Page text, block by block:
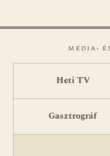
MÉDIA-
Heti TV
Gasztrográf